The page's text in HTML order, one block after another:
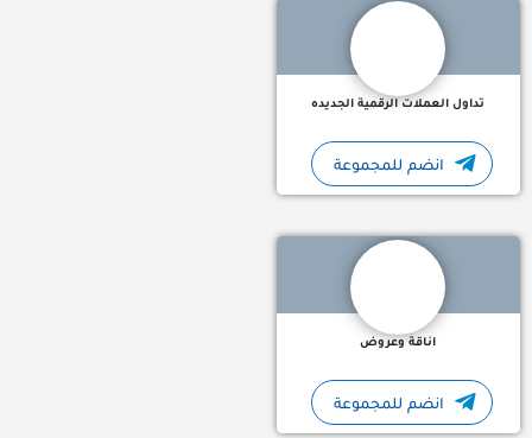
تداول العملات الرقمية الجديده
انضم للمجموعة
اناقة وعروض
💎 عروض ومنتجات مختارة بعناية 🔥 خصومات تصل حتى 70% 🛍️ إكسسوارات عصرية وأشياء ترند 🚚 شحن مباشر لبيتك داخل…
انضم للمجموعة
التداول علي الذهب قناة مختصة في التداول على االذهب في